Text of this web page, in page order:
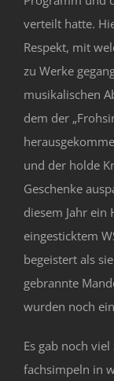
verteilt hatte.
Respekt, mit
zu Werke
musikalischen
dem der
und der holde
Geschenke
diesem Jahr ein
eingesticktem
begeistert als
gebrannte
wurden noch
Es gab noch
fachsimpeln in